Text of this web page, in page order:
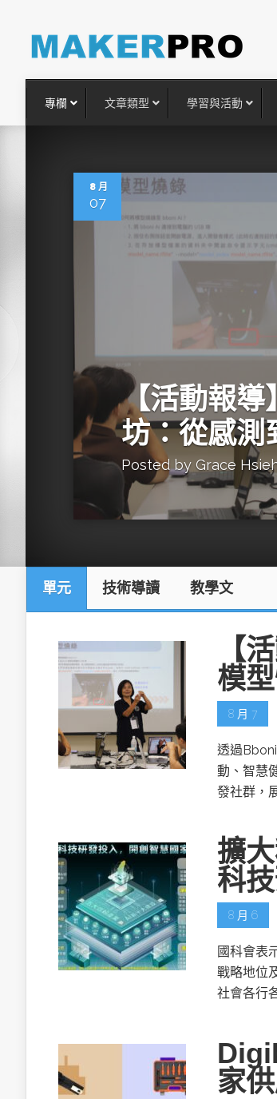
專欄 文章類型
台灣搶攻
術
推探
制器
學習與活動
8 月
07
【活動報導
坊：從感測
Posted by Grace
單元 技術導讀 教學文
【
模
8 月 7
透過
動、智慧
發社群，
擴
科
8 月 6
國科會表
戰略地位
社會各行
家